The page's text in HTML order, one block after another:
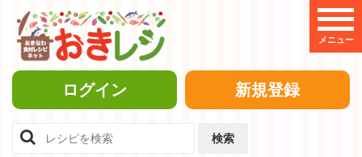
メニュー
ログイン 新規登録
検索